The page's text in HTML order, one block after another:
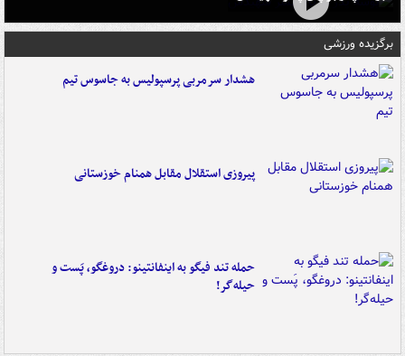
برگزیده ورزشی
هشدار سرمربی پرسپولیس به جاسوس تیم
پیروزی استقلال مقابل همنام خوزستانی
حمله تند فیگو به اینفانتینو: دروغگو، پَست‌ و
حیله‌گر!